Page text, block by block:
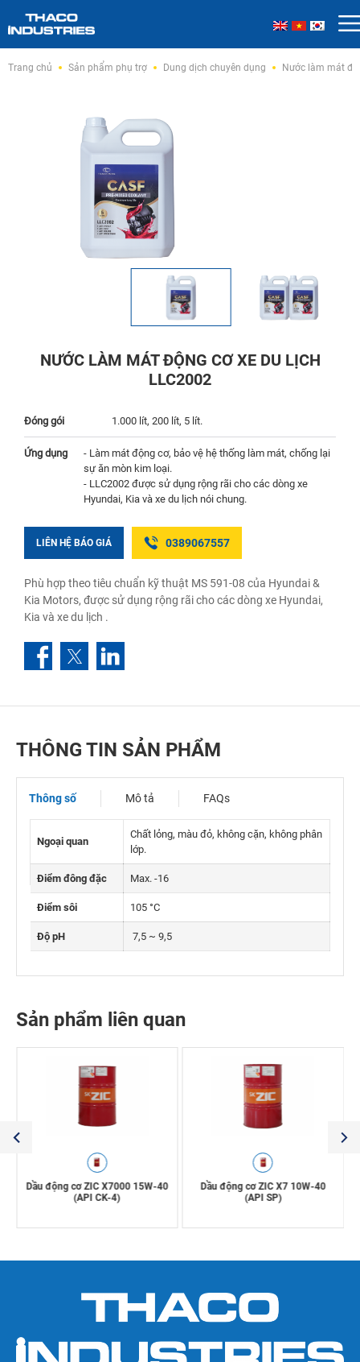
Trang chủ Sản phẩm phụ trợ Dung dịch chuyên dụng Nước làm mát
NƯỚC LÀM MÁT ĐỘNG CƠ XE DU LỊCH
LLC2002
Đóng gói 1.000 lít, 200 lít, 5 lít.
Ứng dụng
- Làm mát động cơ, bảo vệ hệ thống làm mát, chống lại
sự ăn mòn kim loại.
- LLC2002 được sử dụng rộng rãi cho các dòng xe
Hyundai, Kia và xe du lịch nói chung.
LIÊN HỆ BÁO GIÁ 0389067557
Phù hợp theo tiêu chuẩn kỹ thuật MS 591-08 của Hyundai &
Kia Motors, được sử dụng rộng rãi cho các dòng xe Hyundai,
Kia và xe du lịch .
THÔNG TIN SẢN PHẨM
Thông số Mô tả FAQs
Ngoại quan
Chất lỏng, màu đỏ, không cặn, không phân
lớp.
Điểm đông đặc Max. -16
Điểm sôi 105 °C
Độ pH 7,5 ~ 9,5
Sản phẩm liên quan
Dầu động cơ ZIC X7000 15W-40
(API CK-4)
Dầu động cơ ZIC X7 10W-40
(API SP)